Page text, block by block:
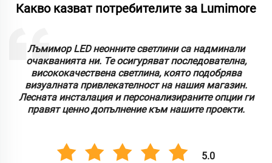
Какво казват потребителите за Lumimore
Лъмимор LED неонните светлини са надминали
очакванията ни. Те осигуряват последователна,
висококачествена светлина, която подобрява
визуалната привлекателност на нашия магазин.
Лесната инсталация и персонализираните опции ги
правят ценно допълнение към нашите проекти.
5.0